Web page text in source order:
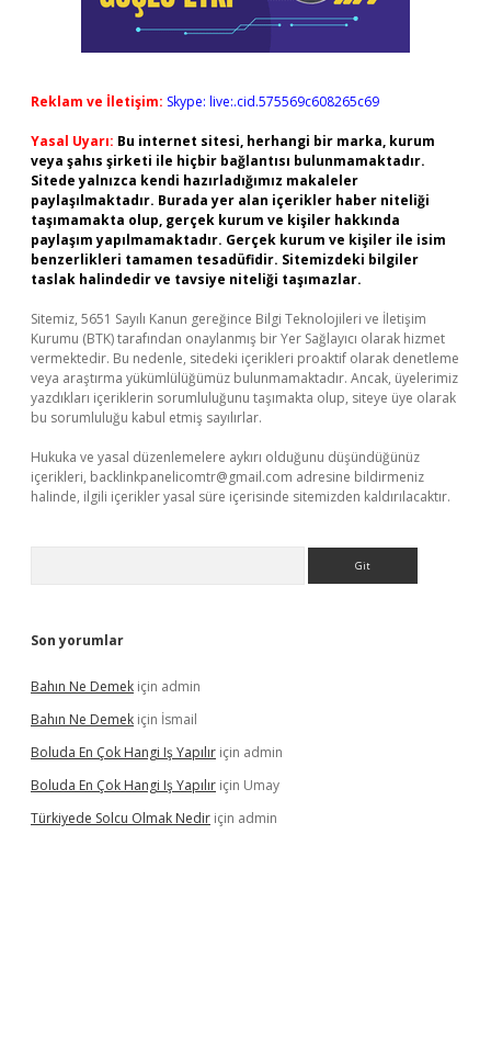
Reklam ve İletişim: Skype: live:.cid.575569c608265c69
Yasal Uyarı: Bu internet sitesi, herhangi bir marka, kurum
veya şahıs şirketi ile hiçbir bağlantısı bulunmamaktadır.
Sitede yalnızca kendi hazırladığımız makaleler
paylaşılmaktadır. Burada yer alan içerikler haber niteliği
taşımamakta olup, gerçek kurum ve kişiler hakkında
paylaşım yapılmamaktadır. Gerçek kurum ve kişiler ile isim
benzerlikleri tamamen tesadüfidir. Sitemizdeki bilgiler
taslak halindedir ve tavsiye niteliği taşımazlar.
Sitemiz, 5651 Sayılı Kanun gereğince Bilgi Teknolojileri ve İletişim
Kurumu (BTK) tarafından onaylanmış bir Yer Sağlayıcı olarak hizmet
vermektedir. Bu nedenle, sitedeki içerikleri proaktif olarak denetleme
veya araştırma yükümlülüğümüz bulunmamaktadır. Ancak, üyelerimiz
yazdıkları içeriklerin sorumluluğunu taşımakta olup, siteye üye olarak
bu sorumluluğu kabul etmiş sayılırlar.
Hukuka ve yasal düzenlemelere aykırı olduğunu düşündüğünüz
içerikleri, backlinkpanelicomtr@gmail.com adresine bildirmeniz
halinde, ilgili içerikler yasal süre içerisinde sitemizden kaldırılacaktır.
Son yorumlar
Bahın Ne Demek için admin
Bahın Ne Demek için İsmail
Boluda En Çok Hangi Iş Yapılır için admin
Boluda En Çok Hangi Iş Yapılır için Umay
Türkiyede Solcu Olmak Nedir için admin